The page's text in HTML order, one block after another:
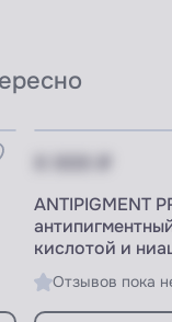
X XXX ₽
ANTIPIGMENT
кислотой и
Отзывов пока